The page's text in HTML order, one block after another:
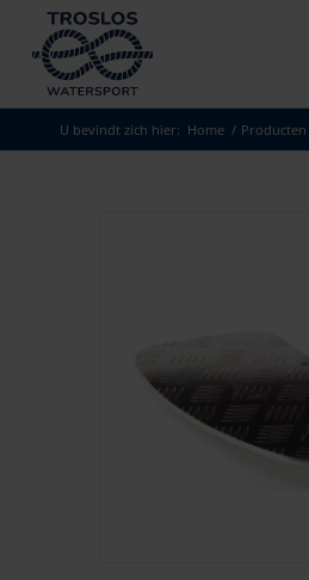
U bevindt zich hier: Home / Producten